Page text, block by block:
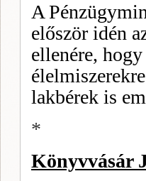
A
először idén
ellenére,
lakbérek is
*
Könyvvásár